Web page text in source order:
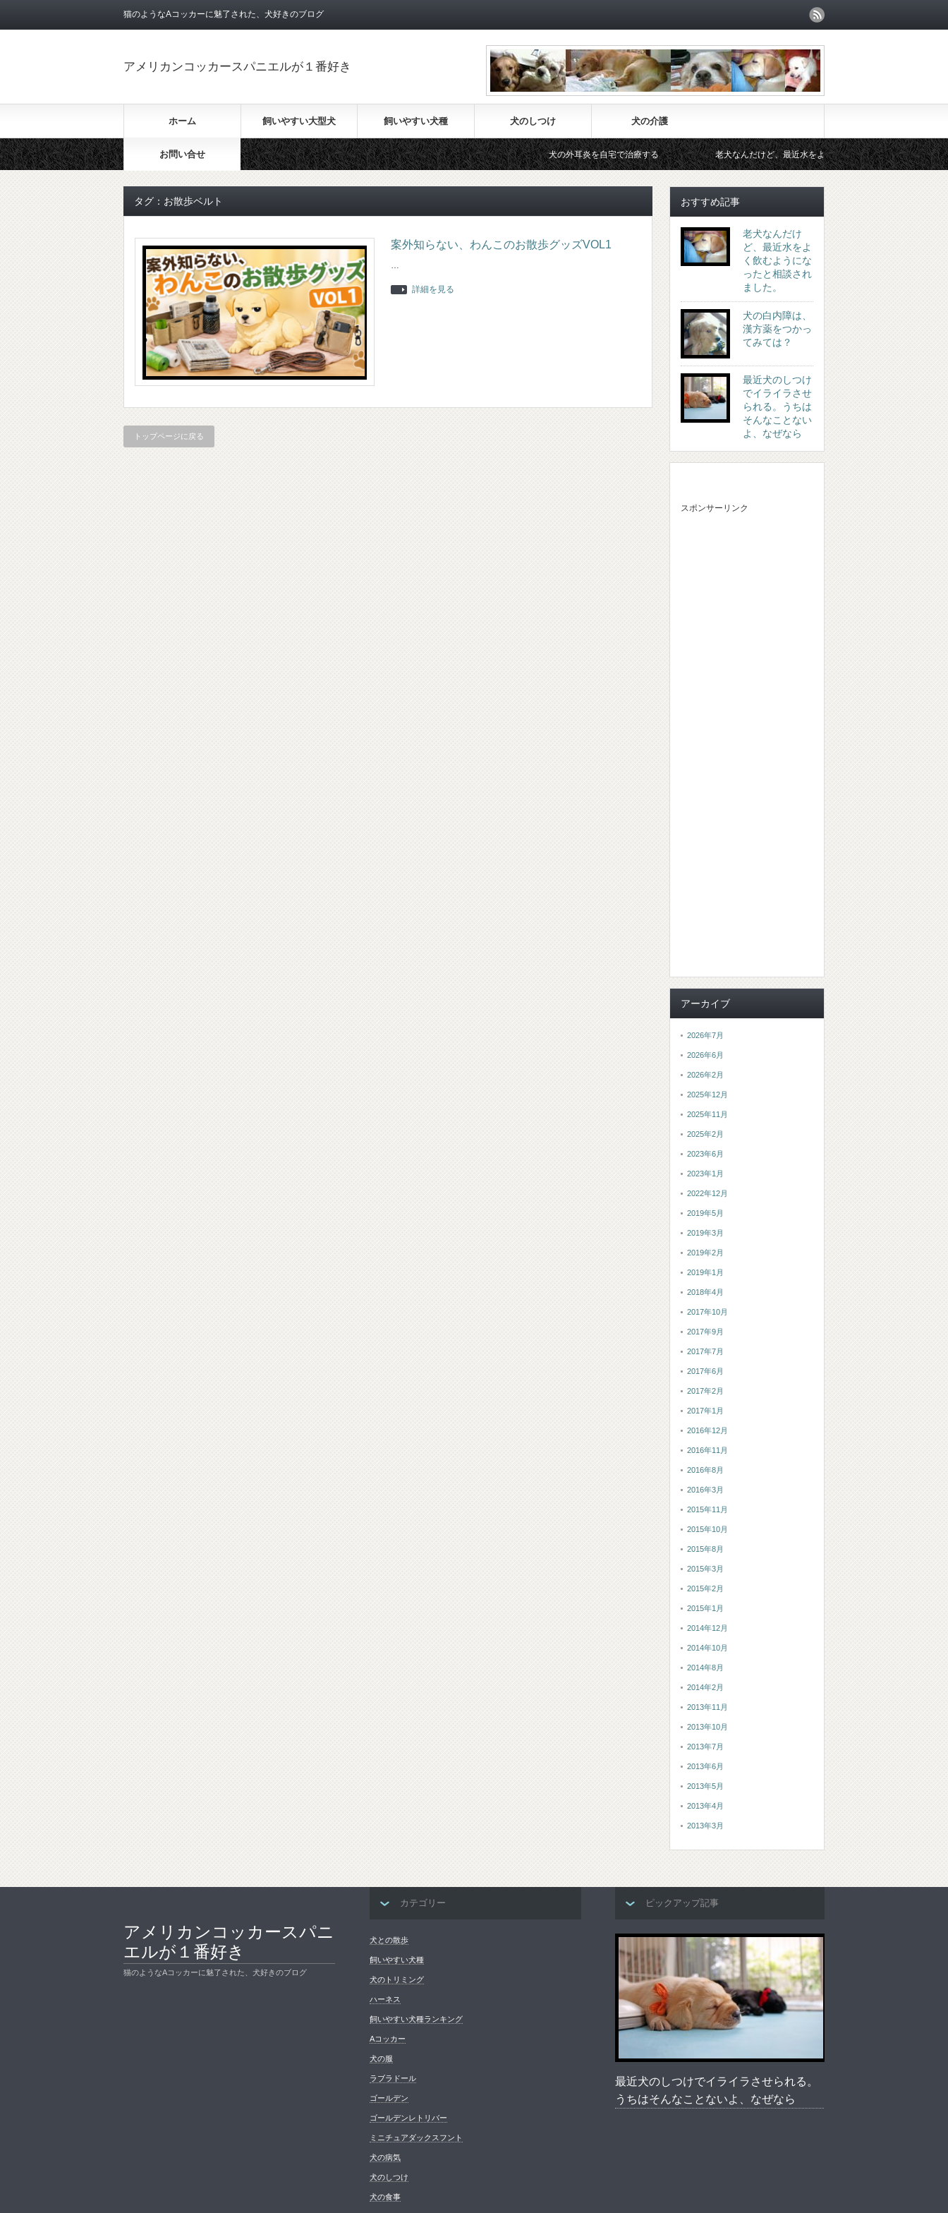
猫のようなAコッカーに魅了された、犬好きのブログ
アメリカンコッカースパニエルが１番好き
ホーム 飼いやすい大型犬 飼いやすい犬種 犬のしつけ 犬の介護
お問い合せ 犬の外耳炎を自宅で治療する 老犬なんだけど、最近水をよく飲むようになったと相談されました。
タグ：お散歩ベルト
案外知らない、わんこのお散歩グッズVOL1
…
詳細を見る
トップページに戻る
おすすめ記事
老犬なんだけ
ど、最近水をよ
く飲むようにな
ったと相談され
ました。
犬の白内障は、
漢方薬をつかっ
てみては？
最近犬のしつけ
でイライラさせ
られる。うちは
そんなことない
よ、なぜなら
スポンサーリンク
アーカイブ
2026年7月
2026年6月
2026年2月
2025年12月
2025年11月
2025年2月
2023年6月
2023年1月
2022年12月
2019年5月
2019年3月
2019年2月
2019年1月
2018年4月
2017年10月
2017年9月
2017年7月
2017年6月
2017年2月
2017年1月
2016年12月
2016年11月
2016年8月
2016年3月
2015年11月
2015年10月
2015年8月
2015年3月
2015年2月
2015年1月
2014年12月
2014年10月
2014年8月
2014年2月
2013年11月
2013年10月
2013年7月
2013年6月
2013年5月
2013年4月
2013年3月
カテゴリー
犬との散歩
飼いやすい犬種
犬のトリミング
ハーネス
飼いやすい犬種ランキング
Aコッカー
犬の服
ラブラドール
ゴールデン
ゴールデンレトリバー
ミニチュアダックスフント
犬の病気
犬のしつけ
犬の食事
ピックアップ記事
最近犬のしつけでイライラさせられる。
うちはそんなことないよ、なぜなら
アメリカンコッカースパニ
エルが１番好き
猫のようなAコッカーに魅了された、犬好きのブログ